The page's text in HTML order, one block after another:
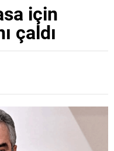
için
çaldı